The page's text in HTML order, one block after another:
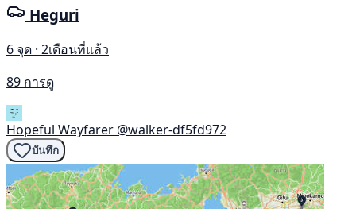
Heguri
6 จุด · 2เดือนที่แล้ว
89 การดู
Hopeful Wayfarer @walker-df5fd972
บันทึก